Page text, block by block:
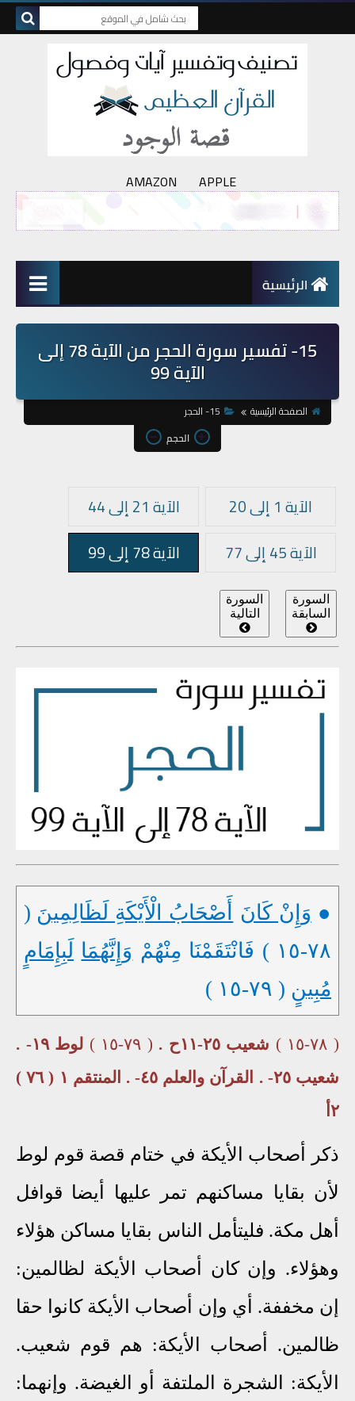
AMAZON APPLE
الرئيسية
15- تفسير سورة الحجر من الآية 78 إلى
الآية 99
الصفحة الرئيسية
15- الحجر
الحجم
الآية 1 إلى 20
الآية 21 إلى 44
الآية 45 إلى 77
الآية 78 إلى 99
السورة
السابقة
السورة
التالية
● وَإِنْ كَانَ أَصْحَابُ الْأَيْكَةِ لَظَالِمِينَ (
٧٨-١٥ ) فَانْتَقَمْنَا مِنْهُمْ
وَإِنَّهُمَا لَبِإِمَامٍ
مُبِينٍ ( ٧٩-١٥ )
( ٧٨-١٥ ) شعيب ٢٥-١١ح . ( ٧٩-١٥ )
لوط ١٩- .
شعيب ٢٥- . القرآن والعلم ٤٥- . المنتقم ١ ( ٧٦ )
٢أ
ذكر أصحاب الأيكة في ختام قصة قوم لوط
لأن بقايا مساكنهم تمر عليها أيضا قوافل
أهل مكة. فليتأمل الناس بقايا مساكن هؤلاء
وهؤلاء. وإن كان أصحاب الأيكة لظالمين:
إن مخففة. أي وإن أصحاب الأيكة كانوا حقا
ظالمين. أصحاب الأيكة: هم قوم شعيب.
الأيكة: الشجرة الملتفة أو الغيضة. وإنهما: